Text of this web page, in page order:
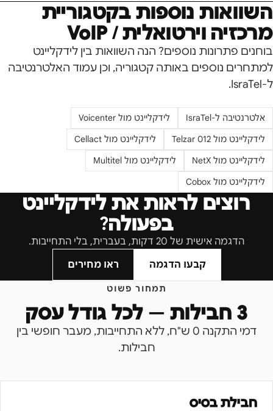
השוואות נוספות בקטגוריית
מרכזיה וירטואלית / VoIP
בוחנים פתרונות נוספים? הנה השוואות בין לידקליינט
למתחרים נוספים באותה קטגוריה, וכן עמוד האלטרנטיבה
ל-IsraTel
.
אלטרנטיבה ל-IsraTel לידקליינט מול Voicenter
לידקליינט מול Telzar 012 לידקליינט מול Cellact
לידקליינט מול NetX לידקליינט מול Multitel
לידקליינט מול Cobox
רוצים לראות את לידקליינט
בפעולה?
הדגמה אישית של 20 דקות, בעברית, בלי התחייבות.
קבעו הדגמה
ראו מחירים
תמחור פשוט
3 חבילות — לכל גודל עסק
דמי התקנה 0 ש"ח, ללא התחייבות, מעבר חופשי בין
חבילות.
חבילת בסיס